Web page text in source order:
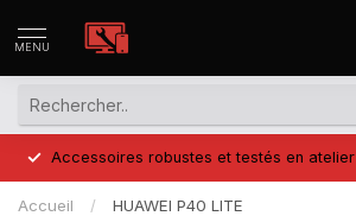
MENU
Accessoires robustes et testés en atelier
Accueil / HUAWEI P40 LITE